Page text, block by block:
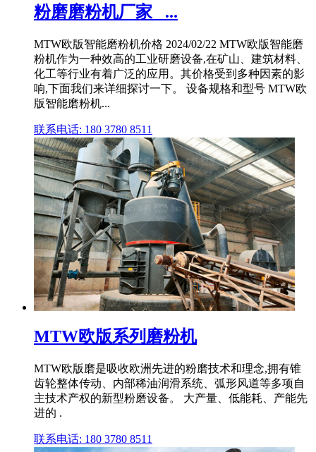
粉磨磨粉机厂家_ ...
MTW欧版智能磨粉机价格 2024/02/22 MTW欧版智能磨
粉机作为一种效高的工业研磨设备,在矿山、建筑材料、
化工等行业有着广泛的应用。其价格受到多种因素的影
响,下面我们来详细探讨一下。 设备规格和型号 MTW欧
版智能磨粉机...
联系电话: 180 3780 8511
MTW欧版系列磨粉机
MTW欧版磨是吸收欧洲先进的粉磨技术和理念,拥有锥
齿轮整体传动、内部稀油润滑系统、弧形风道等多项自
主技术产权的新型粉磨设备。 大产量、低能耗、产能先
进的 .
联系电话: 180 3780 8511